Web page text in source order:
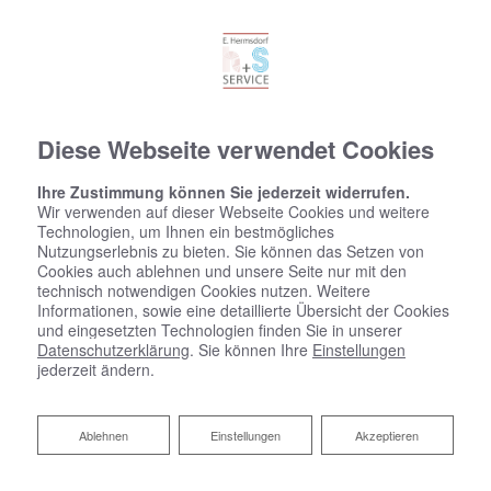
Diese Webseite verwendet Cookies
Ihre Zustimmung können Sie jederzeit widerrufen.
Wir verwenden auf dieser Webseite Cookies und weitere
Technologien, um Ihnen ein bestmögliches
Nutzungserlebnis zu bieten. Sie können das Setzen von
Cookies auch ablehnen und unsere Seite nur mit den
technisch notwendigen Cookies nutzen. Weitere
Informationen, sowie eine detaillierte Übersicht der Cookies
und eingesetzten Technologien finden Sie in unserer
Datenschutzerklärung. Sie können Ihre Einstellungen
jederzeit ändern.
Akzeptieren
Einstellungen
Ablehnen
Ablehnen